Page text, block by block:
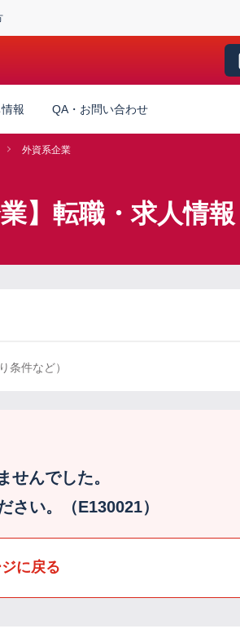
報 QA・お問い合わせ
外資系企業
】転職・求人情報
条件など）
せんでした。
さい。（E130021）
に戻る